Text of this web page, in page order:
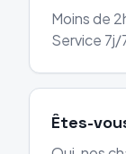
Moins de
Service
Êtes-